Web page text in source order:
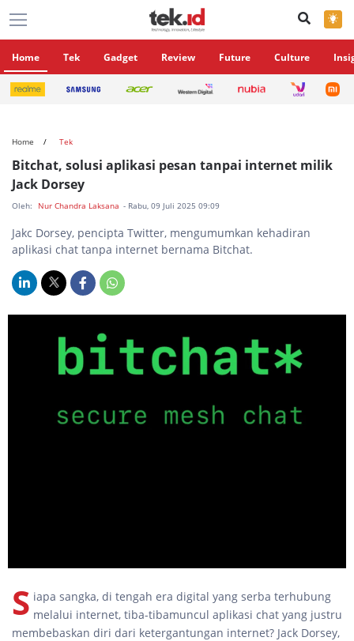
×
Home Tek Gadget Review Future Culture
Home Tek
Bitchat, solusi aplikasi pesan tanpai internet milik
Jack Dorsey
Oleh: Nur Chandra Laksana - Rabu, 09 Juli 2025 09:09
Jakc Dorsey, pencipta Twitter, mengumumkan kehadiran
aplikasi chat tanpa internet bernama Bitchat.
S iapa sangka, di tengah era digital yang serba terhubung
melalui internet, tiba-tibamuncul aplikasi chat yang justru
membebaskan diri dari ketergantungan internet? Jack Dorsey,